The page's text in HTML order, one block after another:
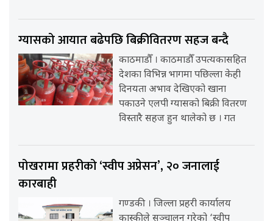
ग्यासको आयात बढेपछि बिक्रीवितरण सहज बन्दै
काठमाडौँ । काठमाडौँ उपत्यकासहित
देशका विभिन्न भागमा पछिल्ला केही
दिनयता अभाव देखिएको खाना
पकाउने एलपी ग्यासको बिक्री वितरण
विस्तारै सहज हुन थालेको छ । गत
पोखरामा प्रहरीको ‘स्वीप अप्रेसन’, २० जनालाई
कारबाही
गण्डकी । जिल्ला प्रहरी कार्यालय